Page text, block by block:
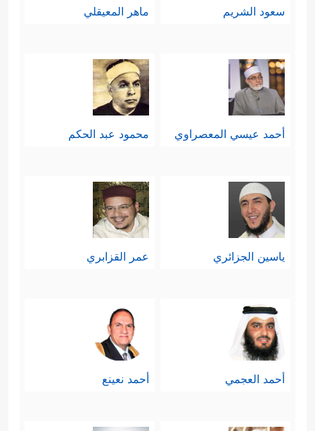
سعود الشريم ماهر المعيقلي
أحمد عيسي المعصراوي محمود عبد الحكم
ياسين الجزائري عمر القزابري
أحمد العجمي أحمد نعينع